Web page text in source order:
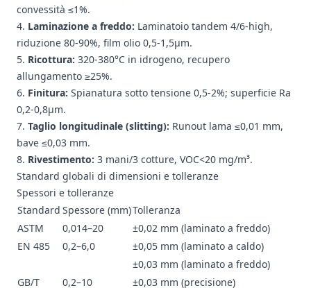
convessità ≤1%.
Laminazione a freddo: Laminatoio tandem 4/6-high,
riduzione 80-90%, film olio 0,5-1,5μm.
Ricottura: 320-380°C in idrogeno, recupero
allungamento ≥25%.
Finitura: Spianatura sotto tensione 0,5-2%; superficie Ra
0,2-0,8μm.
Taglio longitudinale (slitting): Runout lama ≤0,01 mm,
bave ≤0,03 mm.
Rivestimento: 3 mani/3 cotture, VOC<20 mg/m³.
Standard globali di dimensioni e tolleranze
Spessori e tolleranze
Standard Spessore (mm)Tolleranza
ASTM
0,014–20
±0,02 mm (laminato a freddo)
EN 485
0,2–6,0
±0,05 mm (laminato a caldo)
±0,03 mm (laminato a freddo)
GB/T
0,2–10
±0,03 mm (precisione)